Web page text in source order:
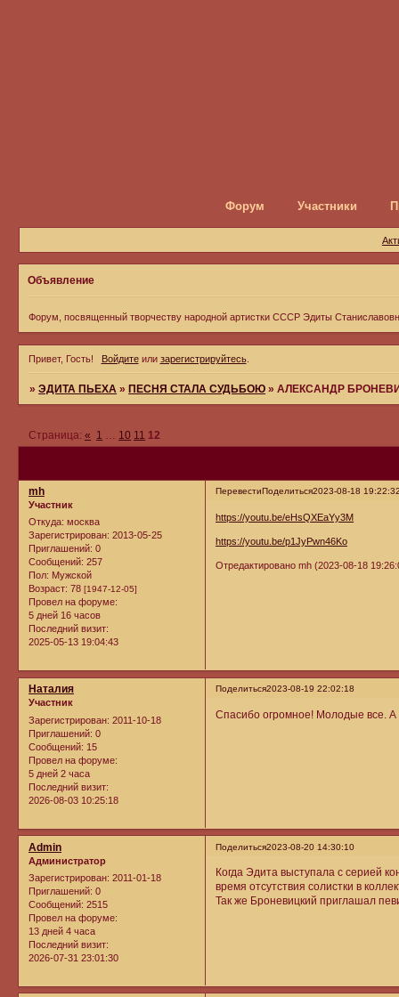
Форум Участники
Объявление
Форум, посвященный творчеству народной артистки СССР Эдиты
Привет, Гость! Войдитеили зарегистрируйтесь.
»ЭДИТА ПЬЕХА »ПЕСНЯ СТАЛА СУДЬБОЮ »АЛЕКСАНДР
Страница:« 1 10 11 12
ПеревестиПоделиться2023-08-18
mh
Участник
Откуда: москва
Зарегистрирован: 2013-05-25
Приглашений: 0
Сообщений: 257
Пол: Мужской
Возраст: 78 [1947-12-05]
Провел на форуме:
5 дней 16 часов
Последний визит:
2025-05-13 19:04:43
https://youtu.be/eHsQXEaYy3M
https://youtu.be/p1JyPwn46Ko
Отредактировано mh (2023-08-18
Поделиться2023-08-19 22:02:18
Наталия
Участник
Зарегистрирован: 2011-10-18
Приглашений: 0
Сообщений: 15
Провел на форуме:
5 дней 2 часа
Последний визит:
2026-08-03 10:25:18
Спасибо огромное! Молодые все.
Поделиться2023-08-20 14:30:10
Admin
Администратор
Зарегистрирован: 2011-01-18
Приглашений: 0
Сообщений: 2515
Провел на форуме:
13 дней 4 часа
Последний визит:
2026-07-31 23:01:30
Когда Эдита выступала с серией
время отсутствия солистки в
Так же Броневицкий приглашал